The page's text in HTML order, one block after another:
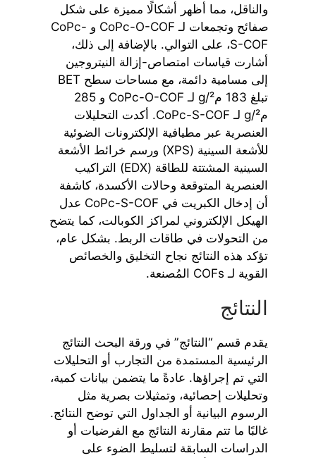
والناقل، مما أظهر أشكالًا مميزة على شكل
صفائح وتجمعات لـ CoPc-O-COF و CoPc-
S-COF، على التوالي. بالإضافة إلى ذلك،
أشارت قياسات امتصاص-إزالة النيتروجين
إلى مسامية دائمة، مع مساحات سطح BET
تبلغ 183 م²/g لـ CoPc-O-COF و 285
م²/g لـ CoPc-S-COF. أكدت التحليلات
العنصرية عبر مطيافية الإلكترونات الضوئية
للأشعة السينية (XPS) ورسم خرائط الأشعة
السينية المشتتة للطاقة (EDX) التراكيب
العنصرية المتوقعة وحالات الأكسدة، كاشفة
أن إدخال الكبريت في CoPc-S-COF عدل
الهيكل الإلكتروني لمراكز الكوبالت، كما يتضح
من التحولات في طاقات الربط. بشكل عام،
تؤكد هذه النتائج نجاح التخليق والخصائص
القوية لـ COFs المُصنعة.
النتائج
يقدم قسم “النتائج” في ورقة البحث النتائج
الرئيسية المستمدة من التجارب أو التحليلات
التي تم إجراؤها. عادةً ما يتضمن بيانات كمية،
وتحليلات إحصائية، وتمثيلات بصرية مثل
الرسوم البيانية أو الجداول التي توضح النتائج.
غالبًا ما تتم مقارنة النتائج مع الفرضيات أو
الدراسات السابقة لتسليط الضوء على